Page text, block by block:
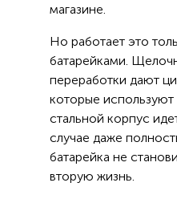
магазине.
Но работает это
батарейками.
переработки дают
которые используют
стальной корпус
случае даже
батарейка не
вторую жизнь.